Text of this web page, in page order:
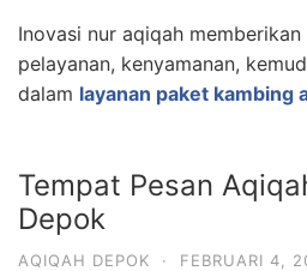
Inovasi nur aqiqah
pelayanan, kenyamanan,
dalam layanan paket kambing
Tempat Pesan
Depok
AQIQAH DEPOK · FEBRUARI 4,